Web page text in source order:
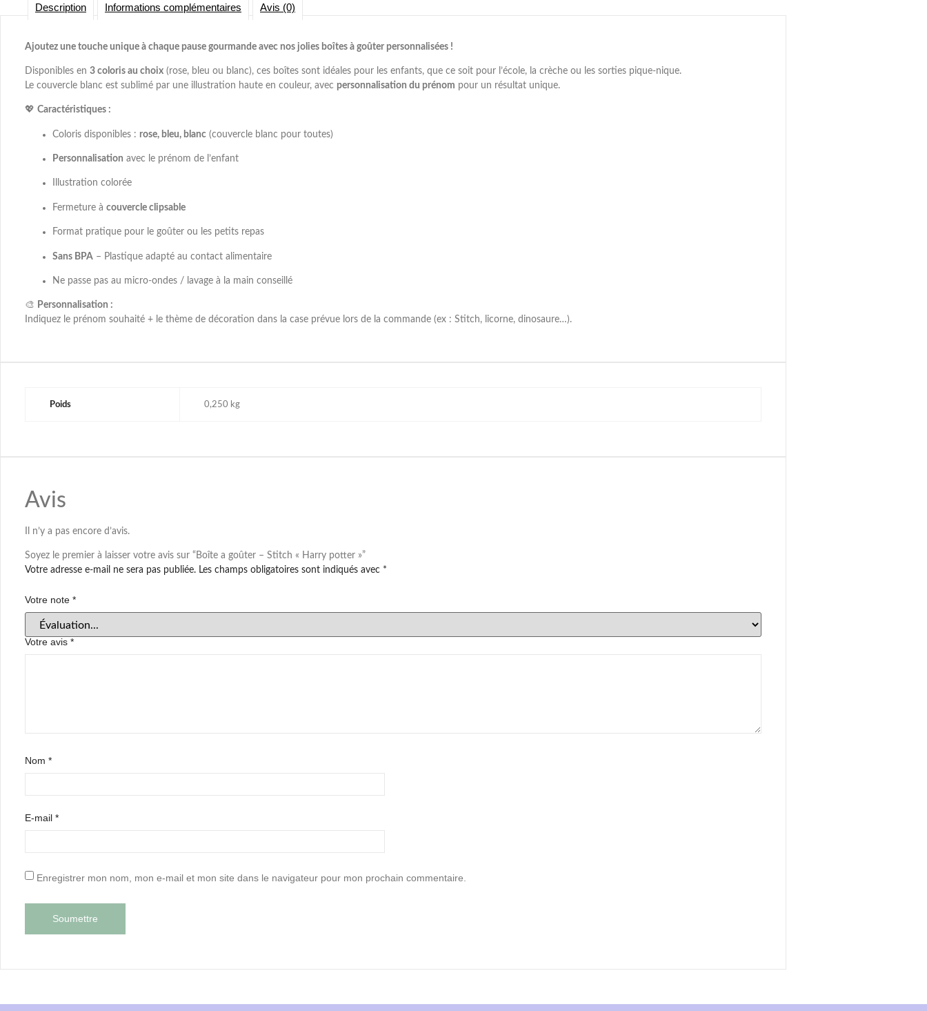
Description Informations complémentaires Avis (0)
Ajoutez une touche unique à chaque pause gourmande avec nos jolies boîtes à goûter personnalisées !
Disponibles en 3 coloris au choix (rose, bleu ou blanc), ces boîtes sont idéales pour les enfants, que ce soit pour l’école, la crèche ou les sorties pique-nique.
Le couvercle blanc est sublimé par une illustration haute en couleur, avec personnalisation du prénom pour un résultat unique.
💖 Caractéristiques :
Coloris disponibles : rose, bleu, blanc (couvercle blanc pour toutes)
Personnalisation avec le prénom de l’enfant
Illustration colorée
Fermeture à couvercle clipsable
Format pratique pour le goûter ou les petits repas
Sans BPA – Plastique adapté au contact alimentaire
Ne passe pas au micro-ondes / lavage à la main conseillé
🎨 Personnalisation :
Indiquez le prénom souhaité + le thème de décoration dans la case prévue lors de la commande (ex : Stitch, licorne, dinosaure…).
Poids 0,250 kg
Avis
Il n’y a pas encore d’avis.
Soyez le premier à laisser votre avis sur “Boîte a goûter – Stitch « Harry potter »”
Votre adresse e-mail ne sera pas publiée. Les champs obligatoires sont indiqués avec *
Votre note *
Votre avis *
Nom *
E-mail *
Enregistrer mon nom, mon e-mail et mon site dans le navigateur pour mon prochain commentaire.